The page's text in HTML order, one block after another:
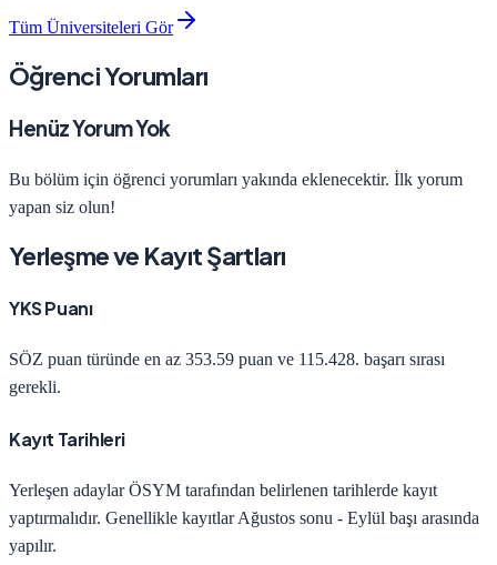
Tüm Üniversiteleri Gör
Öğrenci Yorumları
Henüz Yorum Yok
Bu bölüm için öğrenci yorumları yakında eklenecektir. İlk yorum
yapan siz olun!
Yerleşme ve Kayıt Şartları
YKS Puanı
SÖZ puan türünde en az 353.59 puan ve 115.428. başarı sırası
gerekli.
Kayıt Tarihleri
Yerleşen adaylar ÖSYM tarafından belirlenen tarihlerde kayıt
yaptırmalıdır. Genellikle kayıtlar Ağustos sonu - Eylül başı arasında
yapılır.